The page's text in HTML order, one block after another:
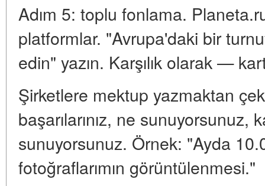
Adım 5: toplu fonlama.
platformlar. "Avrupa'daki bir
edin" yazın. Karşılık olarak —
Şirketlere mektup yazmaktan
başarılarınız, ne sunuyorsunuz,
sunuyorsunuz. Örnek: "Ayda
fotoğraflarımın görüntülenmesi."